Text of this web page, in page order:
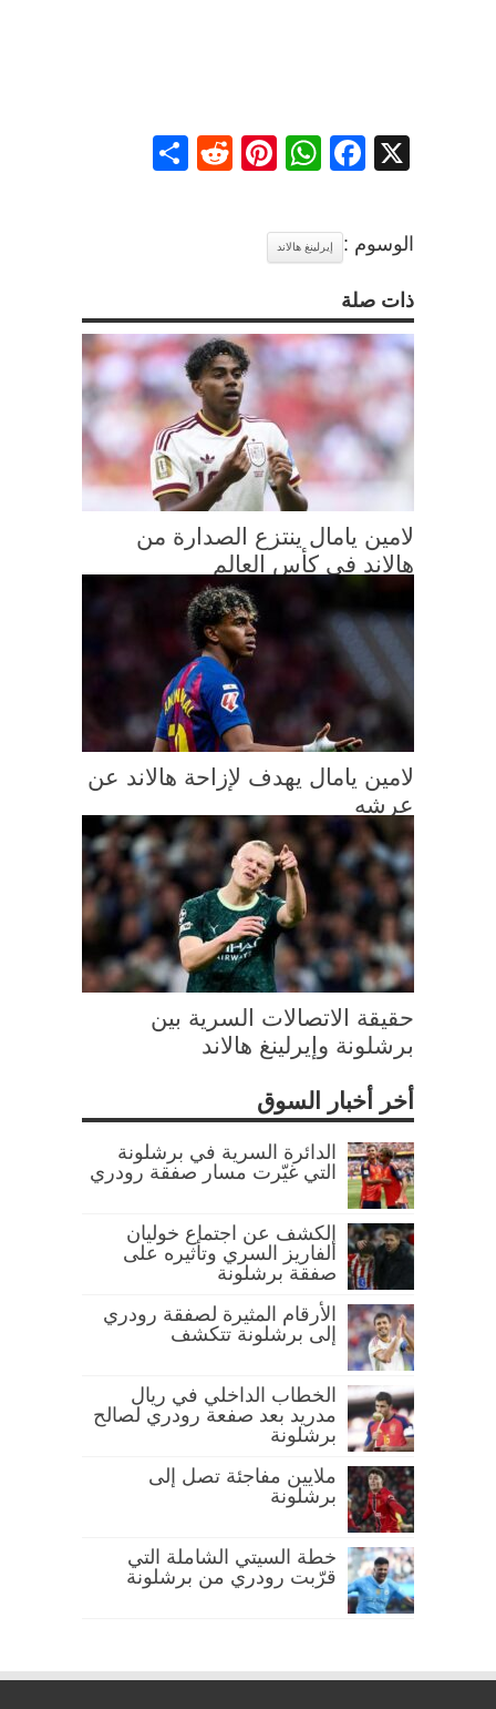
X
Facebook
WhatsApp
Pinterest
Reddit
الوسوم : إيرلينغ هالاند
ذات صلة
لامين يامال ينتزع الصدارة من
هالاند في كأس العالم
لامين يامال يهدف لإزاحة هالاند عن
عرشه
حقيقة الاتصالات السرية بين
برشلونة وإيرلينغ هالاند
أخر أخبار السوق
الدائرة السرية في برشلونة
التي غيّرت مسار صفقة رودري
الكشف عن اجتماع خوليان
ألفاريز السري وتأثيره على
صفقة برشلونة
الأرقام المثيرة لصفقة رودري
إلى برشلونة تتكشف
الخطاب الداخلي في ريال
مدريد بعد صفعة رودري لصالح
برشلونة
ملايين مفاجئة تصل إلى
برشلونة
خطة السيتي الشاملة التي
قرّبت رودري من برشلونة